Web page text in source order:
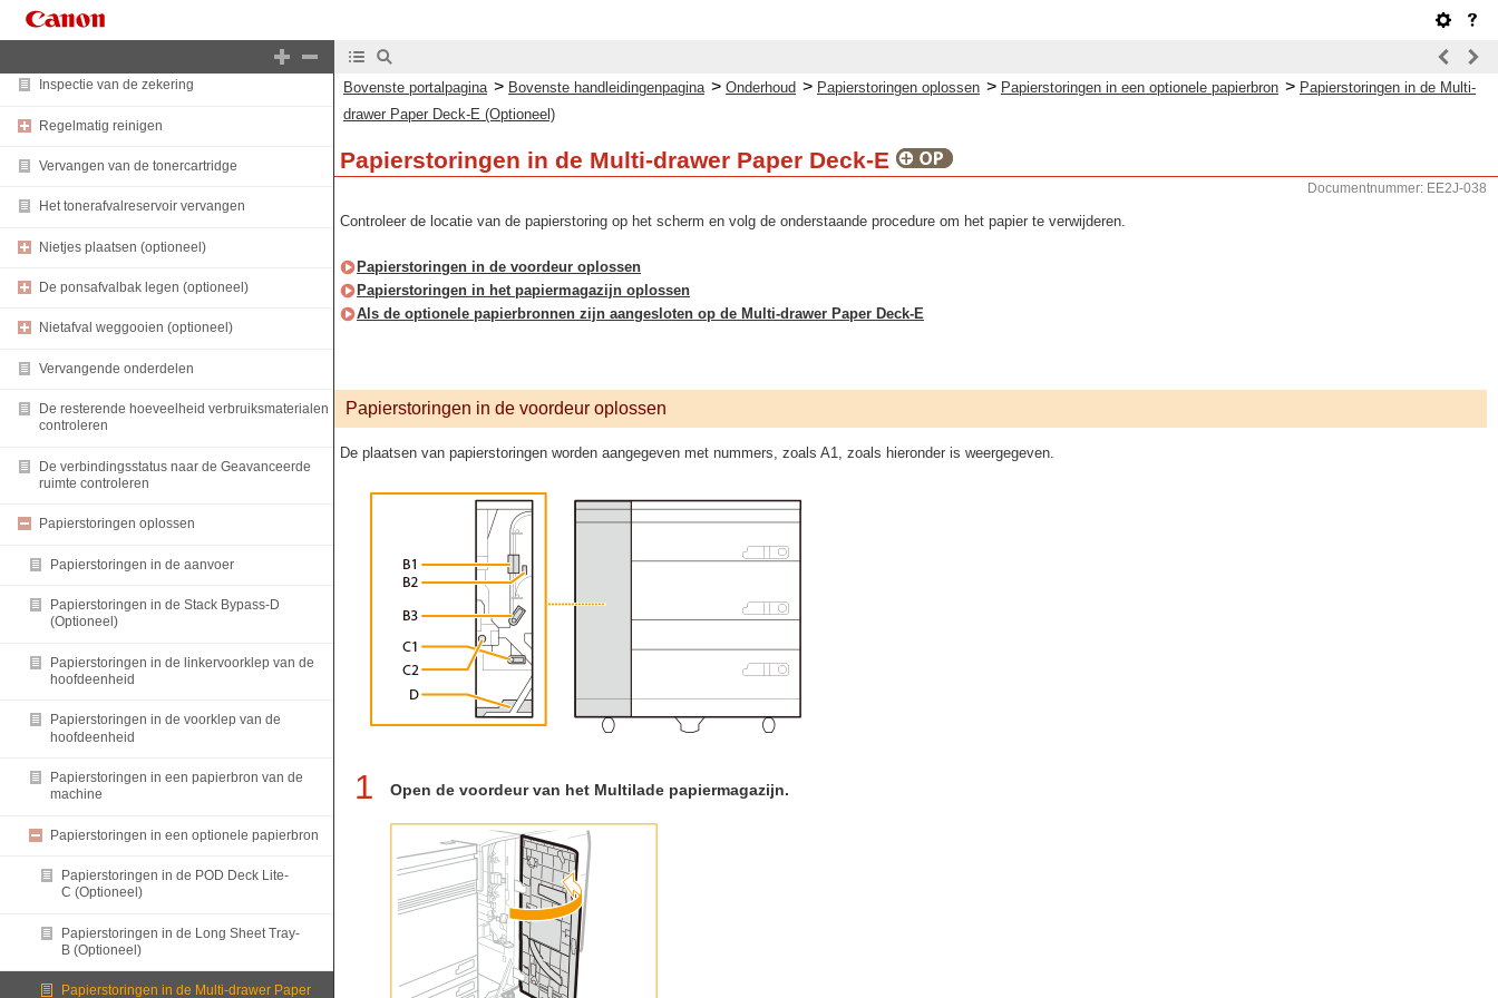
Onderhoud
Inspectie van de zekering
Regelmatig reinigen
Vervangen van de tonercartridge
Het tonerafvalreservoir vervangen
Nietjes plaatsen (optioneel)
De ponsafvalbak legen (optioneel)
Nietafval weggooien (optioneel)
Vervangende onderdelen
De resterende hoeveelheid verbruiksmaterialen
controleren
De verbindingsstatus naar de Geavanceerde
ruimte controleren
Papierstoringen oplossen
Papierstoringen in de aanvoer
Papierstoringen in de Stack Bypass-D
(Optioneel)
Papierstoringen in de linkervoorklep van de
hoofdeenheid
Papierstoringen in de voorklep van de
hoofdeenheid
Papierstoringen in een papierbron van de
machine
Papierstoringen in een optionele papierbron
Papierstoringen in de POD Deck Lite-
C (Optioneel)
Papierstoringen in de Long Sheet Tray-
B (Optioneel)
Papierstoringen in de Multi-drawer Paper
Bovenste portalpagina > Bovenste handleidingenpagina > Onderhoud > Papierstoringen oplossen > Papierstoringen in een optionele papierbron > Papierstoringen in de Multi-
drawer Paper Deck-E (Optioneel)
Papierstoringen in de Multi-drawer Paper Deck-E
Documentnummer: EE2J-038
Controleer de locatie van de papierstoring op het scherm en volg de onderstaande procedure om het papier te verwijderen.
Papierstoringen in de voordeur oplossen
Papierstoringen in het papiermagazijn oplossen
Als de optionele papierbronnen zijn aangesloten op de Multi-drawer Paper Deck-E
Papierstoringen in de voordeur oplossen
De plaatsen van papierstoringen worden aangegeven met nummers, zoals A1, zoals hieronder is weergegeven.
1 Open de voordeur van het Multilade papiermagazijn.